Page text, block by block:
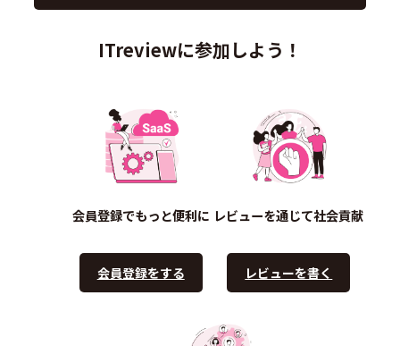
ITreviewに参加しよう！
会員登録でもっと便利に
会員登録をする
レビューを通じて社会貢献
レビューを書く